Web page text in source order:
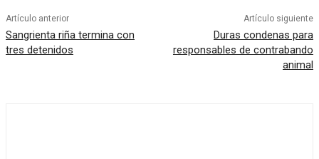
Artículo anterior
Sangrienta riña termina con
tres detenidos
Artículo siguiente
Duras condenas para
responsables de contrabando
animal